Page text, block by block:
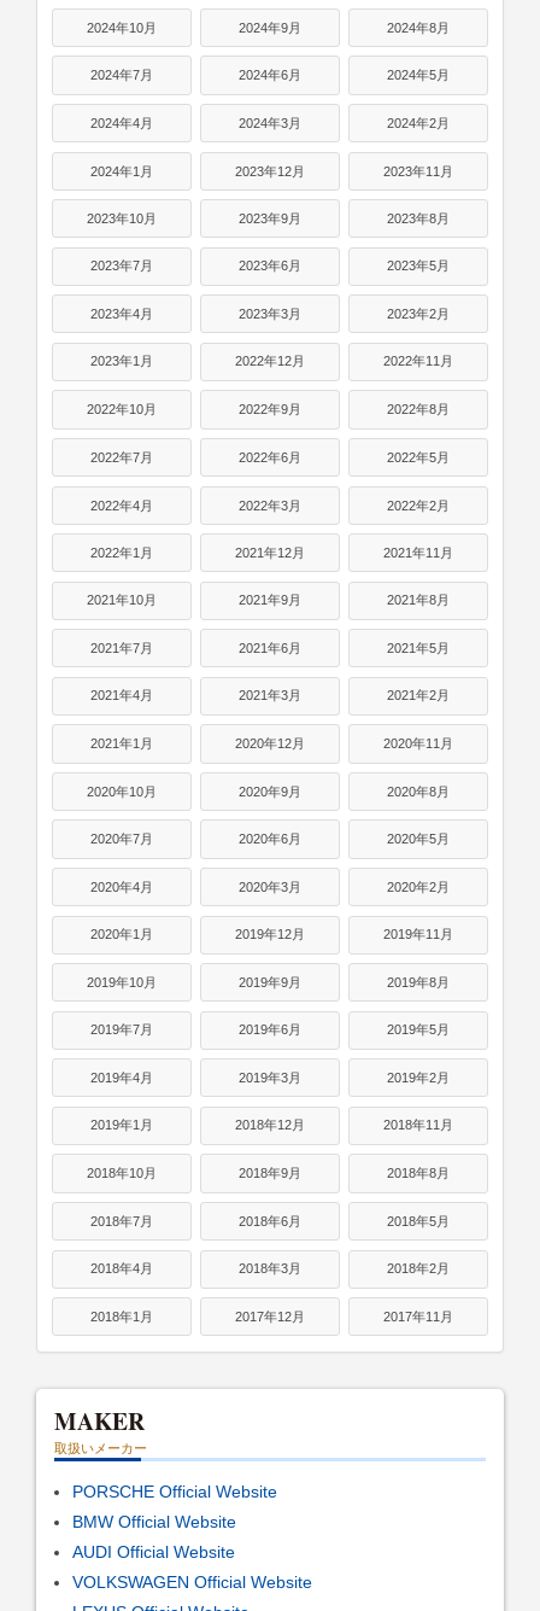
2024年10月 2024年9月 2024年8月
2024年7月 2024年6月 2024年5月
2024年4月 2024年3月 2024年2月
2024年1月 2023年12月 2023年11月
2023年10月 2023年9月 2023年8月
2023年7月 2023年6月 2023年5月
2023年4月 2023年3月 2023年2月
2023年1月 2022年12月 2022年11月
2022年10月 2022年9月 2022年8月
2022年7月 2022年6月 2022年5月
2022年4月 2022年3月 2022年2月
2022年1月 2021年12月 2021年11月
2021年10月 2021年9月 2021年8月
2021年7月 2021年6月 2021年5月
2021年4月 2021年3月 2021年2月
2021年1月 2020年12月 2020年11月
2020年10月 2020年9月 2020年8月
2020年7月 2020年6月 2020年5月
2020年4月 2020年3月 2020年2月
2020年1月 2019年12月 2019年11月
2019年10月 2019年9月 2019年8月
2019年7月 2019年6月 2019年5月
2019年4月 2019年3月 2019年2月
2019年1月 2018年12月 2018年11月
2018年10月 2018年9月 2018年8月
2018年7月 2018年6月 2018年5月
2018年4月 2018年3月 2018年2月
2018年1月 2017年12月 2017年11月
MAKER
取扱いメーカー
PORSCHE Official Website
BMW Official Website
AUDI Official Website
VOLKSWAGEN Official Website